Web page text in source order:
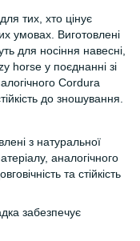
тих, хто цінує
умовах. Виготовлені
для носіння навесні,
horse у поєднанні зі
Cordura
до зношування.
з натуральної
аналогічного
та стійкість
забезпечує